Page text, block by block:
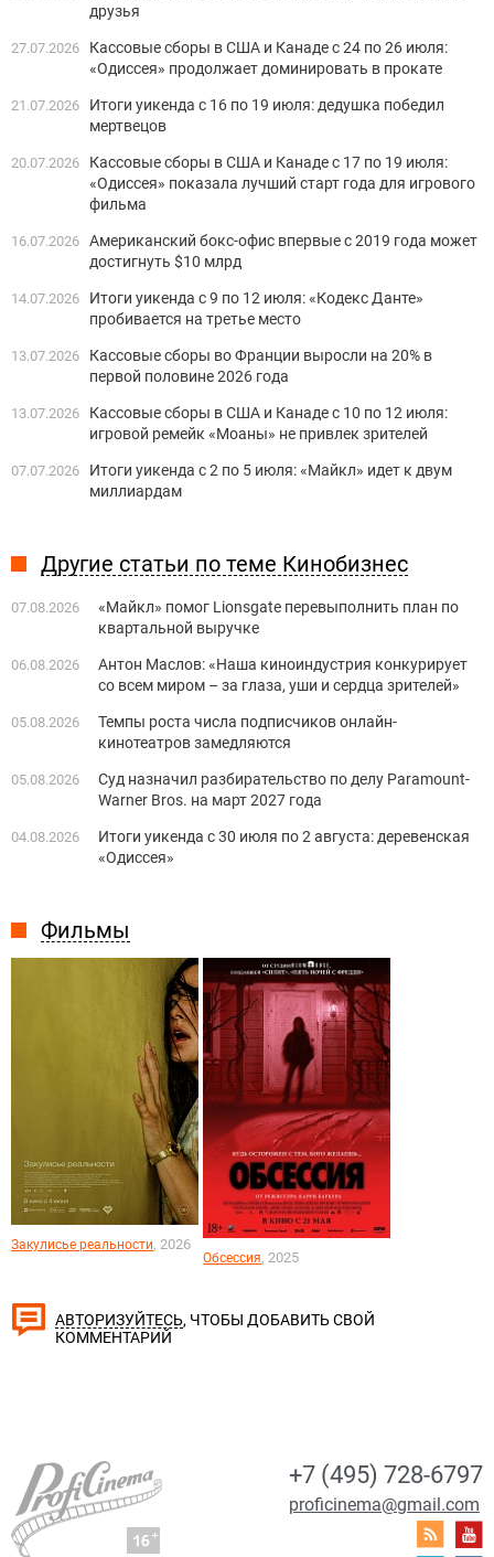
Фильмы
Закулисье реальности, 2026
Обсессия, 2025
друзья
27.07.2026
Кассовые сборы в США и Канаде с 24 по 26 июля:
«Одиссея» продолжает доминировать в прокате
21.07.2026
Итоги уикенда с 16 по 19 июля: дедушка победил
мертвецов
20.07.2026
Кассовые сборы в США и Канаде с 17 по 19 июля:
«Одиссея» показала лучший старт года для игрового
фильма
16.07.2026 Американский бокс-офис впервые с 2019 года может
достигнуть $10 млрд
14.07.2026
Итоги уикенда с 9 по 12 июля: «Кодекс Данте»
пробивается на третье место
13.07.2026
Кассовые сборы во Франции выросли на 20% в
первой половине 2026 года
13.07.2026
Кассовые сборы в США и Канаде с 10 по 12 июля:
игровой ремейк «Моаны» не привлек зрителей
07.07.2026
Итоги уикенда с 2 по 5 июля: «Майкл» идет к двум
миллиардам
Другие статьи по теме Кинобизнес
07.08.2026
«Майкл» помог Lionsgate перевыполнить план по
квартальной выручке
06.08.2026
Антон Маслов: «Наша киноиндустрия конкурирует
со всем миром – за глаза, уши и сердца зрителей»
05.08.2026
Темпы роста числа подписчиков онлайн-
кинотеатров замедляются
05.08.2026
Суд назначил разбирательство по делу Paramount-
Warner Bros. на март 2027 года
04.08.2026
Итоги уикенда с 30 июля по 2 августа: деревенская
«Одиссея»
АВТОРИЗУЙТЕСЬ, ЧТОБЫ ДОБАВИТЬ СВОЙ
КОММЕНТАРИЙ
+7 (495) 728-6797
proficinema@gmail.com